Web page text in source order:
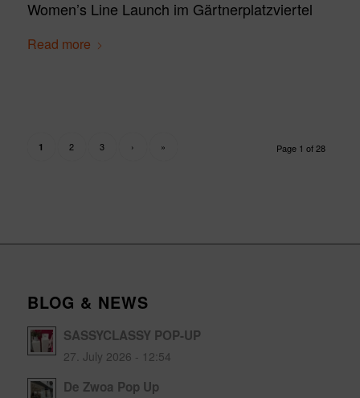
Women’s Line Launch im Gärtnerplatzviertel
Read more
Page 1 of 28
1 2 3 › »
BLOG & NEWS
SASSYCLASSY POP-UP
27. July 2026 - 12:54
De Zwoa Pop Up